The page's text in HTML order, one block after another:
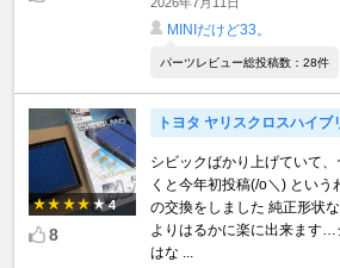
MINIだけど33。
パーツレビュー総投稿数：28件
4
8
トヨタ ヤリスクロスハイブ
シビックばかり上げていて
くと今年初投稿(/o＼) という
の交換をしました 純正形状
よりはるかに楽に出来ます
はな ...